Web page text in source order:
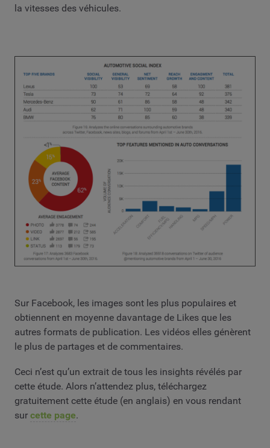
la vitesses des véhicules.
Sur Facebook, les images sont les plus populaires et
obtiennent en moyenne davantage de Likes que les
autres formats de publication. Les vidéos elles génèrent
le plus de partages et de commentaires.
Ceci n’est qu’un extrait de tous les insights révélés par
cette étude. Alors n’attendez plus, téléchargez
gratuitement cette étude (en anglais) en vous rendant
sur cette page.